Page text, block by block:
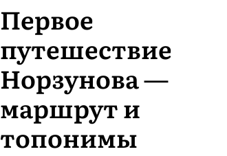
Первое
путешествие
Норзунова —
маршрут и
топонимы